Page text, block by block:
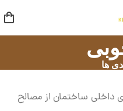
ها
ساختمان از مصالح